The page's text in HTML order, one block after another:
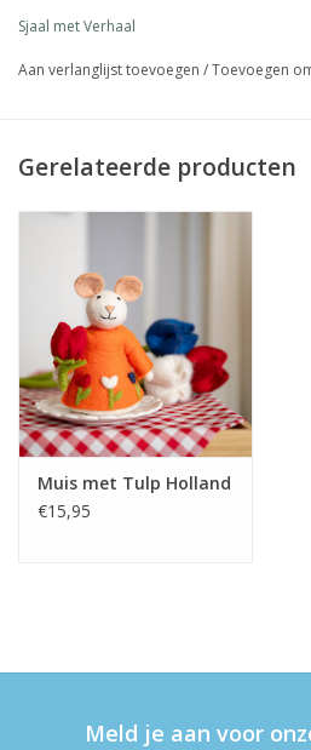
Sjaal met Verhaal
Aan verlanglijst toevoegen /Toevoegen
Gerelateerde producten
Muis met Tulp Holland
€15,95
Meld je aan voor